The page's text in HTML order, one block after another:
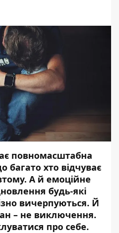
повномасштабна
багато хто відчуває
А й емоційне
будь-які
вичерпуються. Й
– не виключення.
про себе.